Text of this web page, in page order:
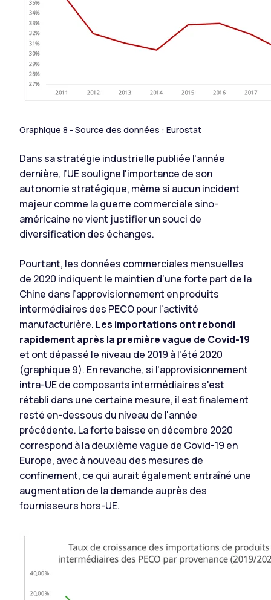
Graphique 8 - Source des données : Eurostat
Dans sa stratégie industrielle publiée l'année
dernière, l’UE souligne l'importance de son
autonomie stratégique, même si aucun incident
majeur comme la guerre commerciale sino-
américaine ne vient justifier un souci de
diversification des échanges.
Pourtant, les données commerciales mensuelles
de 2020 indiquent le maintien d’une forte part de la
Chine dans l’approvisionnement en produits
intermédiaires des PECO pour l’activité
manufacturière. Les importations ont rebondi
rapidement après la première vague de Covid-19
et ont dépassé le niveau de 2019 à l'été 2020
(graphique 9). En revanche, si l'approvisionnement
intra-UE de composants intermédiaires s'est
rétabli dans une certaine mesure, il est finalement
resté en-dessous du niveau de l'année
précédente. La forte baisse en décembre 2020
correspond à la deuxième vague de Covid-19 en
Europe, avec à nouveau des mesures de
confinement, ce qui aurait également entraîné une
augmentation de la demande auprès des
fournisseurs hors-UE.